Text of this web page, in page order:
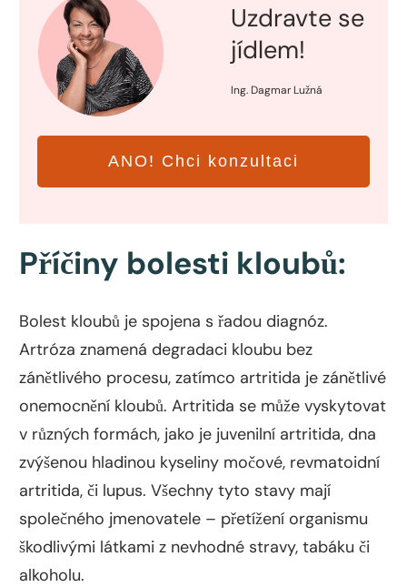
Uzdravte se
jídlem!
Ing. Dagmar Lužná
ANO! Chci konzultaci
Příčiny bolesti kloubů:
Bolest kloubů je spojena s řadou diagnóz.
Artróza znamená degradaci kloubu bez
zánětlivého procesu, zatímco artritida je zánětlivé
onemocnění kloubů. Artritida se může vyskytovat
v různých formách, jako je juvenilní artritida, dna
zvýšenou hladinou kyseliny močové, revmatoidní
artritida, či lupus. Všechny tyto stavy mají
společného jmenovatele – přetížení organismu
škodlivými látkami z nevhodné stravy, tabáku či
alkoholu.